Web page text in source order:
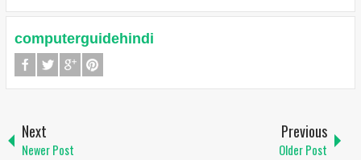
computerguidehindi
Next
Newer Post
Previous
Older Post